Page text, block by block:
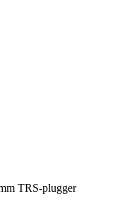
TRS-plugger